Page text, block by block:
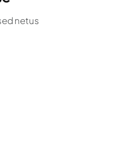
netus